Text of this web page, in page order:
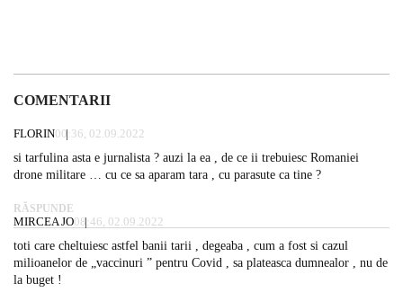
COMENTARII
FLORIN00:36, 02.09.2022
si tarfulina asta e jurnalista ? auzi la ea , de ce ii trebuiesc Romaniei
drone militare … cu ce sa aparam tara , cu parasute ca tine ?
RĂSPUNDE
MIRCEA JO08:46, 02.09.2022
toti care cheltuiesc astfel banii tarii , degeaba , cum a fost si cazul
milioanelor de „vaccinuri ” pentru Covid , sa plateasca dumnealor , nu de
la buget !